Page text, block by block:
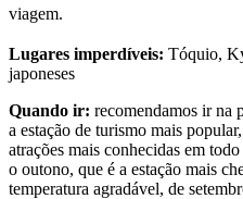
viagem.
Lugares imperdíveis: Tóquio,
japoneses
Quando ir: recomendamos ir na
a estação de turismo mais
atrações mais conhecidas em
o outono, que é a estação mais
temperatura agradável, de